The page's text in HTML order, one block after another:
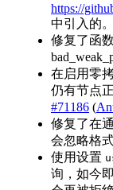
https://
中引入的。
修复了函
在启用零
仍有节点
#71186 (
修复了在
会忽略格
使用设置
询，如今